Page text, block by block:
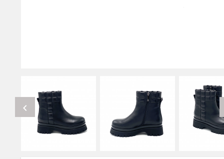
chevron_left